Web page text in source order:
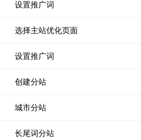
设置推广词
选择主站优化页面
设置推广词
创建分站
城市分站
长尾词分站